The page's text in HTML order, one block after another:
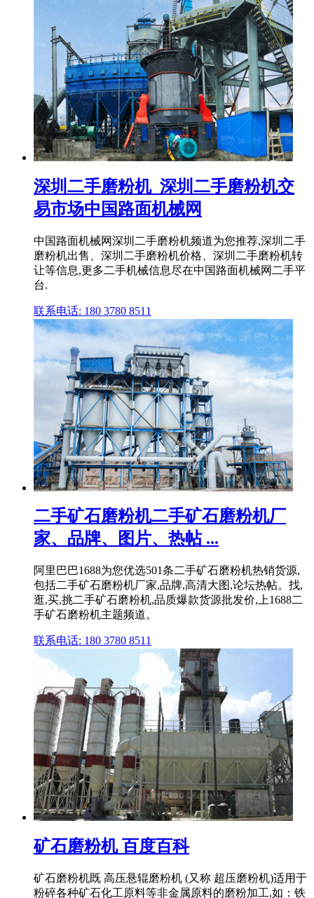
深圳二手磨粉机_深圳二手磨粉机交
易市场中国路面机械网
中国路面机械网深圳二手磨粉机频道为您推荐,深圳二手
磨粉机出售、深圳二手磨粉机价格、深圳二手磨粉机转
让等信息,更多二手机械信息尽在中国路面机械网二手平
台.
联系电话: 180 3780 8511
二手矿石磨粉机二手矿石磨粉机厂
家、品牌、图片、热帖 ...
阿里巴巴1688为您优选501条二手矿石磨粉机热销货源,
包括二手矿石磨粉机厂家,品牌,高清大图,论坛热帖。找,
逛,买,挑二手矿石磨粉机,品质爆款货源批发价,上1688二
手矿石磨粉机主题频道。
联系电话: 180 3780 8511
矿石磨粉机 百度百科
矿石磨粉机既 高压悬辊磨粉机 (又称 超压磨粉机)适用于
粉碎各种矿石化工原料等非金属原料的磨粉加工,如：铁